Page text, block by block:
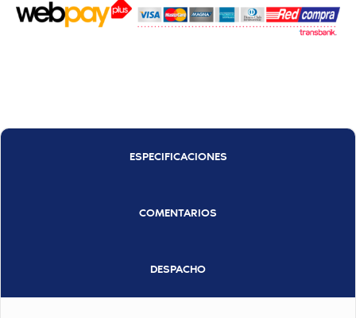
ESPECIFICACIONES
COMENTARIOS
DESPACHO